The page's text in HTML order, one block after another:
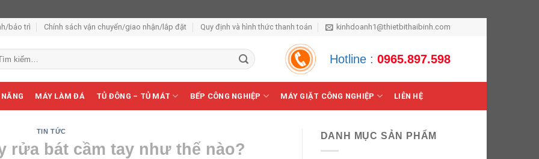
bảo trì Chính sách vận chuyển/giao nhận/lắp đặt Quy định và hình thức thanh toán kinhdoanh1@thietbithaibinh.com
Hotline : 0965.897.598
MÁY LÀM ĐÁ TỦ ĐÔNG – TỦ MÁT BẾP CÔNG NGHIỆP MÁY GIẶT CÔNG NGHIỆP LIÊN HỆ
TIN TỨC
rửa bát cầm tay như thế nào?
DANH MỤC SẢN PHẨM